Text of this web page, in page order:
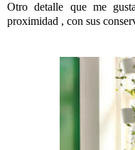
Otro detalle que me
proximidad , con sus